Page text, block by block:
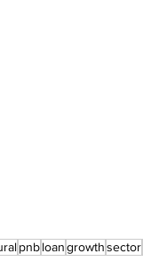
pnbloangrowthsector